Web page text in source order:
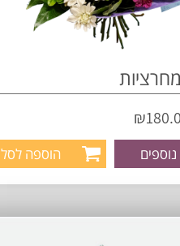
₪
הוספה לסל